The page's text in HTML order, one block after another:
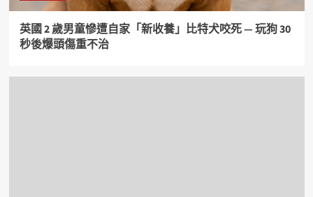
英國 2 歲男童慘遭自家「新收養」比特犬咬死 — 玩狗 30
秒後爆頭傷重不治